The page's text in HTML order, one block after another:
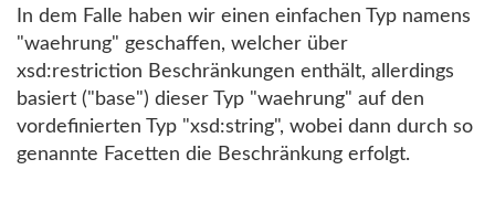
In dem Falle haben wir einen einfachen Typ namens
"waehrung" geschaffen, welcher über
xsd:restriction Beschränkungen enthält, allerdings
basiert ("base") dieser Typ "waehrung" auf den
vordefinierten Typ "xsd:string", wobei dann durch so
genannte Facetten die Beschränkung erfolgt.